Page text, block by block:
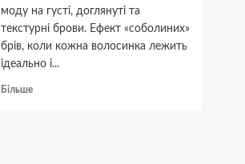
моду на густі, доглянуті та
текстурні брови. Ефект «соболиних»
брів, коли кожна волосинка лежить
ідеально і...
БільшеДокладніше